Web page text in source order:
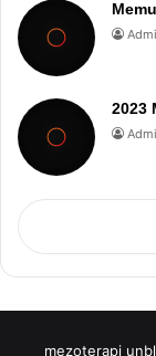
2023
mezoterapi